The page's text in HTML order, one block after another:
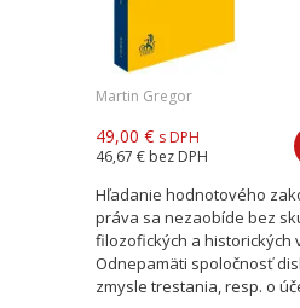
Martin Gregor
49,00 € s DPH
46,67 € bez DPH
Hľadanie hodnotového
práva sa nezaobíde bez
filozofických a historických
Odnepamäti spoločnosť
zmysle trestania, resp. o